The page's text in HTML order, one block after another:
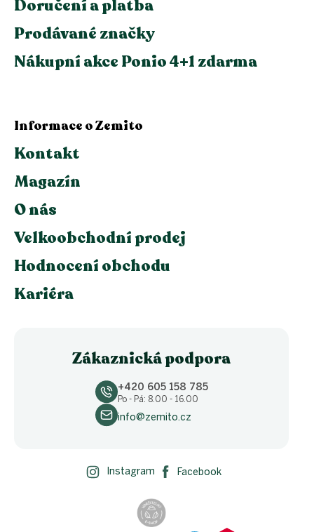
Doručení a platba
Prodávané značky
Nákupní akce Ponio 4+1 zdarma
Informace o Zemito
Kontakt
Magazín
O nás
Velkoobchodní prodej
Hodnocení obchodu
Kariéra
Zákaznická podpora
+420 605 158 785
Po - Pá: 8.00 - 16.00
info@zemito.cz
Instagram Facebook